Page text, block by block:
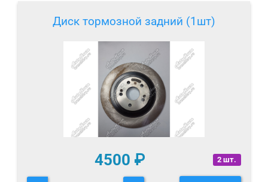
Диск тормозной задний (1шт)
2 шт.
4500 ₽